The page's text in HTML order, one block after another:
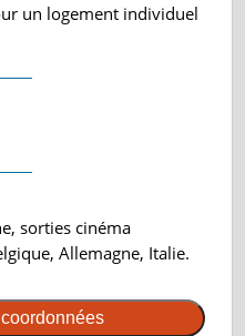
un logement individuel
sorties cinéma
Allemagne, Italie.